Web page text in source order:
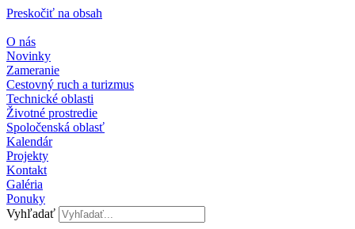
Preskočiť na obsah
O nás
Novinky
Zameranie
Cestovný ruch a turizmus
Technické oblasti
Životné prostredie
Spoločenská oblasť
Kalendár
Projekty
Kontakt
Galéria
Ponuky
Vyhľadať